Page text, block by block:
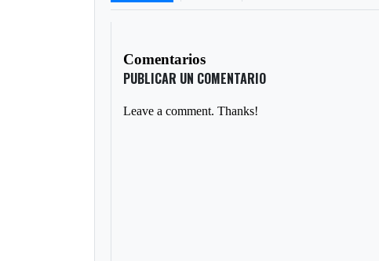
Comentarios
PUBLICAR UN COMENTARIO
Leave a comment. Thanks!